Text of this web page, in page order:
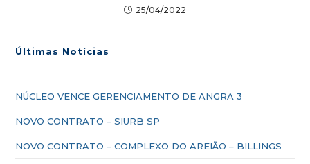
25/04/2022
Últimas Notícias
NÚCLEO VENCE GERENCIAMENTO DE ANGRA 3
NOVO CONTRATO – SIURB SP
NOVO CONTRATO – COMPLEXO DO AREIÃO – BILLINGS